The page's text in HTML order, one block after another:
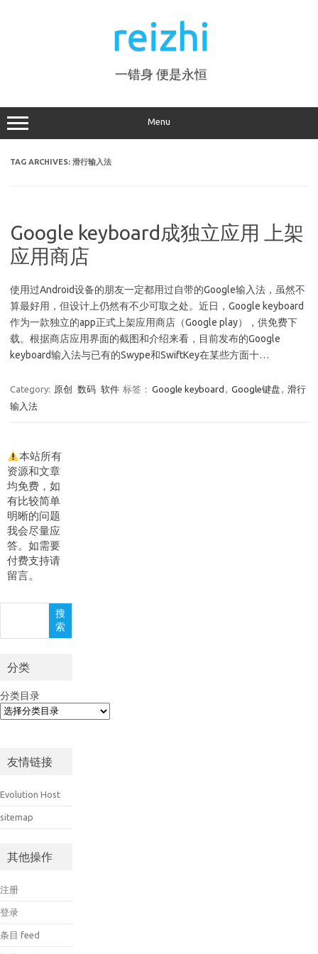
reizhi
一错身 便是永恒
Menu
TAG ARCHIVES: 滑行输入法
Google keyboard成独立应用 上架
应用商店
使用过Android设备的朋友一定都用过自带的Google输入法，虽然不
算最好用，但设计上仍然有不少可取之处。近日，Google keyboard
作为一款独立的app正式上架应用商店（Google play），供免费下
载。根据商店应用界面的截图和介绍来看，目前发布的Google
keyboard输入法与已有的Swype和SwiftKey在某些方面十…
Category: 原创 数码 软件 标签： Google keyboard , Google键盘 , 滑行
输入法
本站所有
资源和文章
均免费，如
有比较简单
明晰的问题
我会尽量应
答。如需要
付费支持请
留言。
搜
索
分类
分类目录
友情链接
Evolution Host
sitemap
其他操作
注册
登录
条目 feed